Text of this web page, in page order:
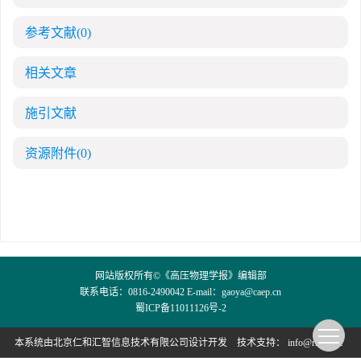
参考文献(0)
相关文章
施引文献
资源附件(0)
网站版权所有©《高压物理学报》编辑部
联系电话：0816-2490042 E-mail： gaoya@caep.cn
蜀ICP备11011126号-2
本系统由北京仁和汇智信息技术有限公司 设计开发 技术支持： info@rhhz.net